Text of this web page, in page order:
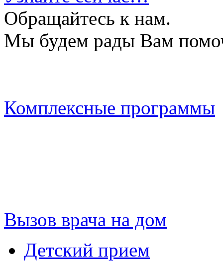
Обращайтесь к нам.
Мы будем рады Вам
Комплексные программы
Вызов врача на дом
Детский прием